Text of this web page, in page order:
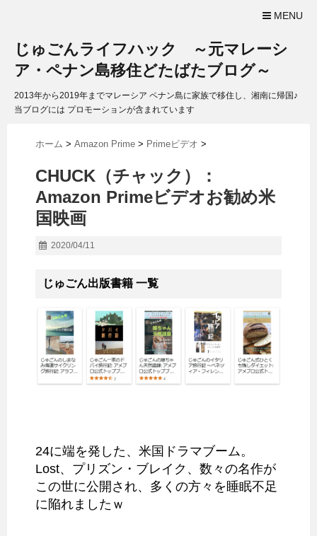
MENU
じゅごんライフハック ～元マレーシ
ア・ペナン島移住どたばたブログ～
2013年から2019年までマレーシア ペナン島に家族で移住し、湘南に帰国♪
当ブログには プロモーションが含まれています
ホーム > Amazon Prime > Primeビデオ >
CHUCK（チャック）：
Amazon Primeビデオお勧め米
国映画
2020/04/11
じゅごん出版書籍 一覧
24に端を発した、米国ドラマブーム。
Lost、プリズン・ブレイク、数々の名作が
この世に公開され、多くの方々を睡眠不足
に陥れましたｗ